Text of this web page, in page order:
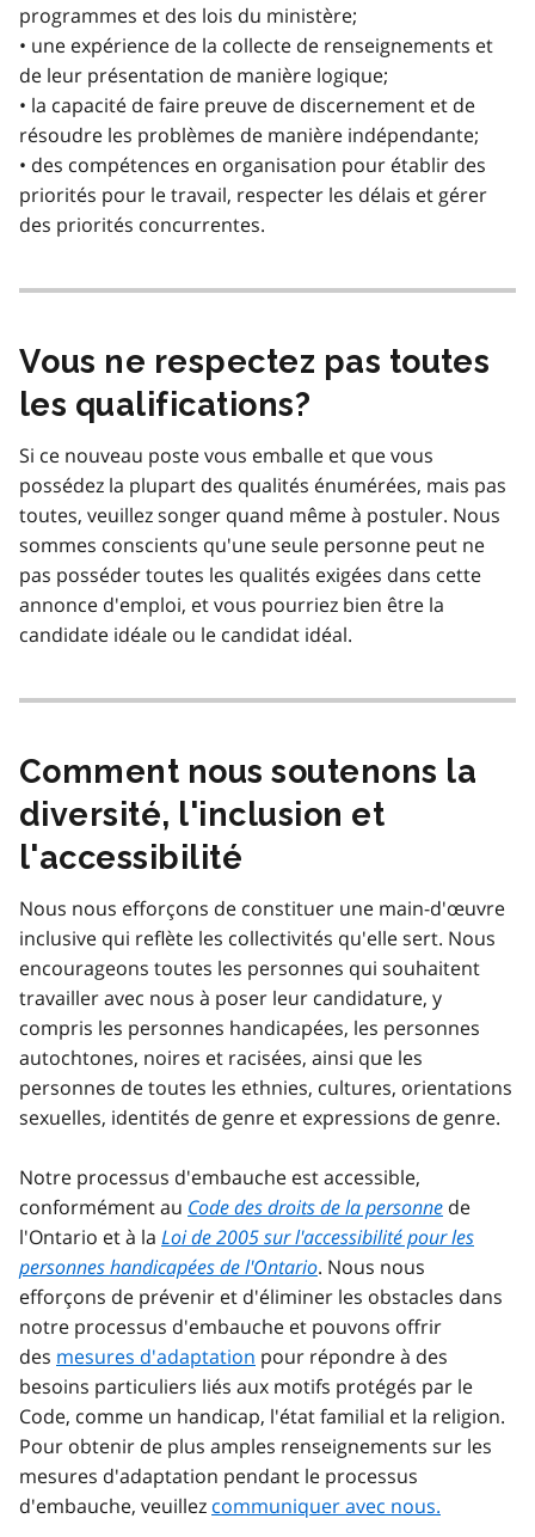
programmes et des lois du ministère;
• une expérience de la collecte de renseignements et
de leur présentation de manière logique;
• la capacité de faire preuve de discernement et de
résoudre les problèmes de manière indépendante;
• des compétences en organisation pour établir des
priorités pour le travail, respecter les délais et gérer
des priorités concurrentes.
Vous ne respectez pas toutes
les qualifications?
Si ce nouveau poste vous emballe et que vous
possédez la plupart des qualités énumérées, mais pas
toutes, veuillez songer quand même à postuler. Nous
sommes conscients qu'une seule personne peut ne
pas posséder toutes les qualités exigées dans cette
annonce d'emploi, et vous pourriez bien être la
candidate idéale ou le candidat idéal.
Comment nous soutenons la
diversité, l'inclusion et
l'accessibilité
Nous nous efforçons de constituer une main-d'œuvre
inclusive qui reflète les collectivités qu'elle sert. Nous
encourageons toutes les personnes qui souhaitent
travailler avec nous à poser leur candidature, y
compris les personnes handicapées, les personnes
autochtones, noires et racisées, ainsi que les
personnes de toutes les ethnies, cultures, orientations
sexuelles, identités de genre et expressions de genre.
Notre processus d'embauche est accessible,
conformément au Code des droits de la personne de
l'Ontario et à la Loi de 2005 sur l'accessibilité pour les
personnes handicapées de l'Ontario. Nous nous
efforçons de prévenir et d'éliminer les obstacles dans
notre processus d'embauche et pouvons offrir
des mesures d'adaptation pour répondre à des
besoins particuliers liés aux motifs protégés par le
Code, comme un handicap, l'état familial et la religion.
Pour obtenir de plus amples renseignements sur les
mesures d'adaptation pendant le processus
d'embauche, veuillez communiquer avec nous.